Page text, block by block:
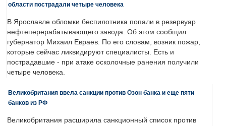
области пострадали четыре человека
В Ярославле обломки беспилотника попали в резервуар
нефтеперерабатывающего завода. Об этом сообщил
губернатор Михаил Евраев. По его словам, возник пожар,
которые сейчас ликвидируют специалисты. Есть и
пострадавшие - при атаке осколочные ранения получили
четыре человека.
Великобритания ввела санкции против Озон банка и еще пяти
банков из РФ
Великобритания расширила санкционный список против